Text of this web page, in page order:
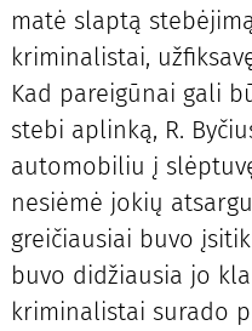
matė slaptą
kriminalistai,
Kad pareigūnai gali
stebi aplinką, R.
automobiliu į
nesiėmė jokių
greičiausiai buvo
buvo didžiausia jo
kriminalistai surado